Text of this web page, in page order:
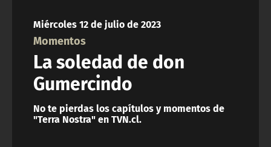
Miércoles 12 de julio de 2023
Momentos
La soledad de don
Gumercindo
No te pierdas los capítulos y momentos de
"Terra Nostra" en TVN.cl.